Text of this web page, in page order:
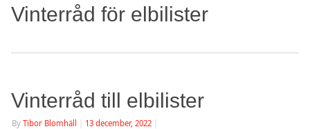
Vinterråd för elbilister
Vinterråd till elbilister
By Tibor Blomhäll 13 december, 2022